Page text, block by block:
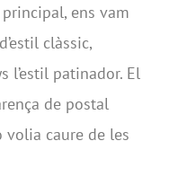
ens vam
clàssic,
l’estil patinador. El
de postal
volia caure de les